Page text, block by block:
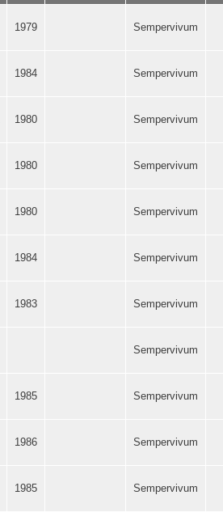
1979 Sempervivum
1984 Sempervivum
1980 Sempervivum
1980 Sempervivum
1980 Sempervivum
1984 Sempervivum
1983 Sempervivum
Sempervivum
1985 Sempervivum
1986 Sempervivum
1985 Sempervivum